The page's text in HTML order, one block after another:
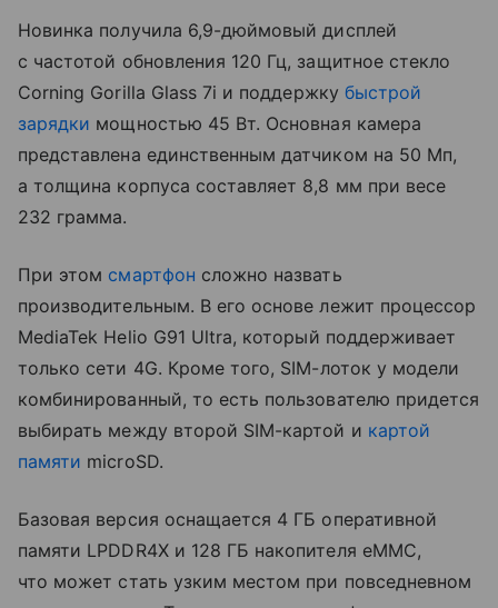
Новинка получила 6,9-дюймовый дисплей
с частотой обновления 120 Гц, защитное стекло
Corning Gorilla Glass 7i и поддержку быстрой
зарядки мощностью 45 Вт. Основная камера
представлена единственным датчиком на 50 Мп,
а толщина корпуса составляет 8,8 мм при весе
232 грамма.
При этом смартфон сложно назвать
производительным. В его основе лежит процессор
MediaTek Helio G91 Ultra, который поддерживает
только сети 4G. Кроме того, SIM-лоток у модели
комбинированный, то есть пользователю придется
выбирать между второй SIM-картой и картой
памяти microSD.
Базовая версия оснащается 4 ГБ оперативной
памяти LPDDR4X и 128 ГБ накопителя eMMC,
что может стать узким местом при повседневном